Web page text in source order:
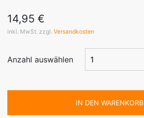
14,95 €
inkl. MwSt. zzgl. Versandkosten
Anzahl auswählen
IN DEN WARENKORB